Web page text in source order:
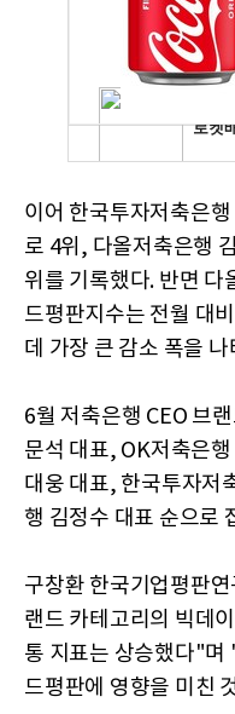
이어 한국투자저축은
로 4위, 다올저축은행
위를 기록했다. 반면 다
드평판지수는 전월 대
데 가장 큰 감소 폭을 나
6월 저축은행 CEO 브
문석 대표, OK저축은
대웅 대표, 한국투자저
행 김정수 대표 순으로
구창환 한국기업평판
랜드 카테고리의 빅데
통 지표는 상승했다"며
드평판에 영향을 미친